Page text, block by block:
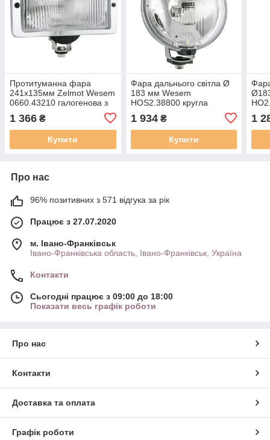
Протитуманна фара
241x135мм Zelmot Wesem
0660.43210 галогенова з
хромованою рамкою 1 шт
1 366 ₴
Купити
Фара дальнього світла Ø
183 мм Wesem
HOS2.38800 кругла
LED RING 12V і дротом
1 934₴
Купити
1
Про нас
96% позитивних з 571 відгука за рік
Працює з 27.07.2020
м. Івано-Франківськ
Івано-Франківська область, Івано-Франківськ, Україна
Контакти
Сьогодні працює з 09:00 до 18:00
Показати весь графік роботи
Про нас
Контакти
Доставка та оплата
Графік роботи